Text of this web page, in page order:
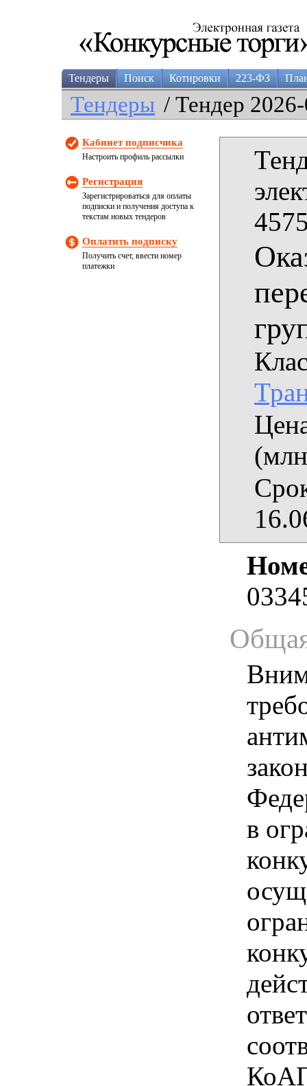
Тендеры Поиск Котировки 223-ФЗ
Тендеры / Тендер
Кабинет подписчика
Настроить профиль рассылки
Регистрация
Зарегистрироваться для оплаты
подписки и получения доступа к
текстам новых тендеров
Оплатить подписку
Получить счет, ввести номер
платежки
в